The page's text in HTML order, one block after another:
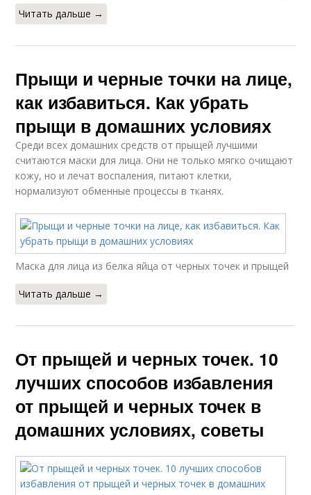
Читать дальше →
Прыщи и черные точки на лице,
как избавиться. Как убрать
прыщи в домашних условиях
Среди всех домашних средств от прыщей лучшими
считаются маски для лица. Они не только мягко очищают
кожу, но и лечат воспаления, питают клетки,
нормализуют обменные процессы в тканях.
Маска для лица из белка яйца от черных точек и прыщей
Читать дальше →
От прыщей и черных точек. 10
лучших способов избавления
от прыщей и черных точек в
домашних условиях, советы